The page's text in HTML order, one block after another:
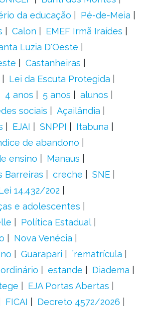
da educação
Pé-de-Meia
Calon
EMEF Irmã Iraídes
Luzia D'Oeste
Castanheiras
Lei da Escuta Protegida
4 anos 5 anos
alunos
sociais
Açailândia
EJAI SNPPI
Itabuna
de abandono
ensino
Manaus
Barreiras
creche
SNE
14.432/202
e adolescentes
Política Estadual
Nova Venécia
Guarapari
´rematrícula
estande
Diadema
EJA Portas Abertas
FICAI
Decreto 4572/2026